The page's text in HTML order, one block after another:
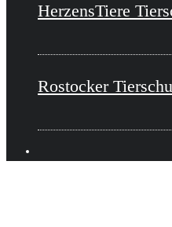
HerzensTiere
Rostocker